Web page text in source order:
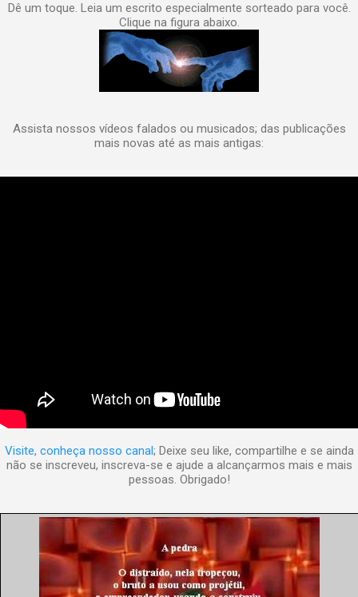
Dê um toque. Leia um escrito especialmente sorteado para você.
Clique na figura abaixo.
Assista nossos vídeos falados ou musicados; das publicações
mais novas até as mais antigas:
Visite, conheça nosso canal; Deixe seu like, compartilhe e se ainda
não se inscreveu, inscreva-se e ajude a alcançarmos mais e mais
pessoas. Obrigado!